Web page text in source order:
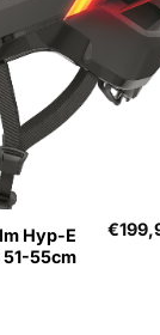
Hyp-E
55cm
€